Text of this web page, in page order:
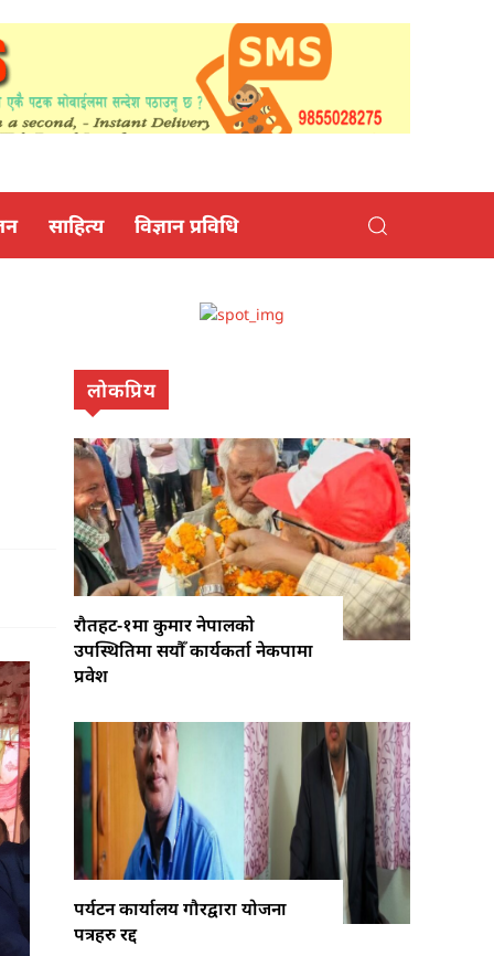
साहित्य विज्ञान प्रविधि
लोकप्रिय
रौतहट-१मा कुमार नेपालको
उपस्थितिमा सयौँ कार्यकर्ता नेकपामा
प्रवेश
पर्यटन कार्यालय गौरद्वारा योजना
पत्रहरु रद्द